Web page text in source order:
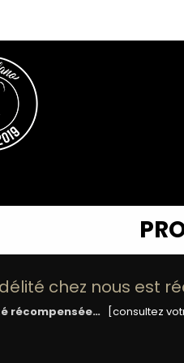
chez nous est
récompensée… [consultez